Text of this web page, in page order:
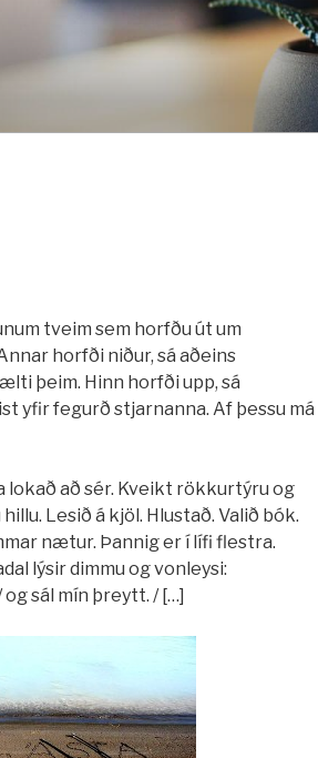
tveim sem horfðu út um
horfði niður, sá aðeins
þeim. Hinn horfði upp, sá
yfir fegurð stjarnanna. Af þessu má
lokað að sér. Kveikt rökkurtýru og
Lesið á kjöl. Hlustað. Valið bók.
nætur. Þannig er í lífi flestra.
lýsir dimmu og vonleysi:
og sál mín þreytt. / […]